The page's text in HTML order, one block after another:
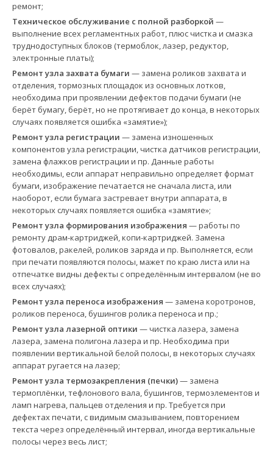
ремонт;
Техническое обслуживание с полной разборкой —
выполнение всех регламентных работ, плюс чистка и смазка
труднодоступных блоков (термоблок, лазер, редуктор,
электронные платы);
Ремонт узла захвата бумаги — замена роликов захвата и
отделения, тормозных площадок из основных лотков,
необходима при проявлении дефектов подачи бумаги (не
берёт бумагу, берёт, но не протягивает до конца, в некоторых
случаях появляется ошибка «замятие»);
Ремонт узла регистрации — замена изношенных
компонентов узла регистрации, чистка датчиков регистрации,
замена флажков регистрации и пр. Данные работы
необходимы, если аппарат неправильно определяет формат
бумаги, изображение печатается не сначала листа, или
наоборот, если бумага застревает внутри аппарата, в
некоторых случаях появляется ошибка «замятие»;
Ремонт узла формирования изображения — работы по
ремонту драм-картриджей, копи-картриджей. Замена
фотовалов, ракелей, роликов заряда и пр. Выполняется, если
при печати появляются полосы, мажет по краю листа или на
отпечатке видны дефекты с определённым интервалом (не во
всех случаях);
Ремонт узла переноса изображения — замена коротронов,
роликов переноса, бушингов ролика переноса и пр.;
Ремонт узла лазерной оптики — чистка лазера, замена
лазера, замена полигона лазера и пр. Необходима при
появлении вертикальной белой полосы, в некоторых случаях
аппарат ругается на лазер;
Ремонт узла термозакрепления (печки)— замена
термоплёнки, тефлонового вала, бушингов, термоэлементов и
ламп нагрева, пальцев отделения и пр. Требуется при
дефектах печати, с видимым смазыванием, повторением
текста через определённый интервал, иногда вертикальные
полосы через весь лист;